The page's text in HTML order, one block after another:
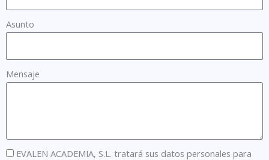
Asunto
Mensaje
EVALEN ACADEMIA, S.L. tratará sus datos personales para